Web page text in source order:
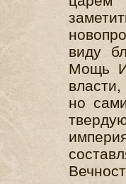
виду
Мощь
но